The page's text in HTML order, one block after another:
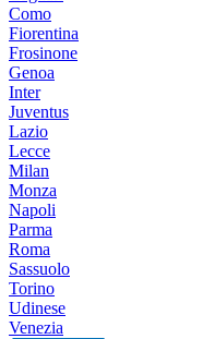
Como
Fiorentina
Frosinone
Genoa
Inter
Juventus
Lazio
Lecce
Milan
Monza
Napoli
Parma
Roma
Sassuolo
Torino
Udinese
Venezia